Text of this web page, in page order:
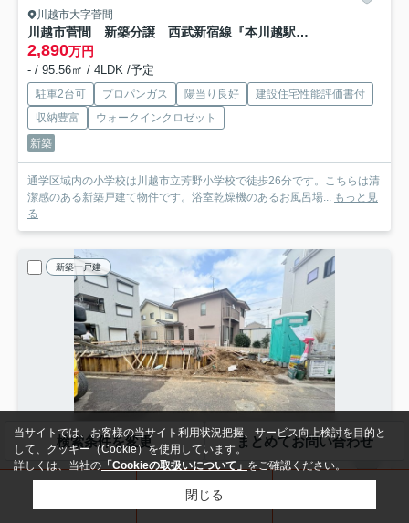
川越市大字菅間
川越市菅間 新築分譲 西武新宿線『本川越駅』より5.0km 【芳野小学区】
2,890万円
- / 95.56㎡ / 4LDK /予定
駐車2台可 プロパンガス 陽当り良好
建設住宅性能評価書付
収納豊富
ウォークインクロゼット
新築
通学区域内の小学校は川越市立芳野小学校で徒歩26分です。こちらは清
潔感のある新築戸建て物件です。浴室乾燥機のあるお風呂場... もっと見
る
新築一戸建
検索条件を変更 まとめてお問い合わせ
来店予約
当サイトでは、お客様の当サイト利用状況把握、サービス向上検討を目的と
して、クッキー（Cookie）を使用しています。
詳しくは、当社の 「Cookieの取扱いについて」 をご確認ください。
閉じる